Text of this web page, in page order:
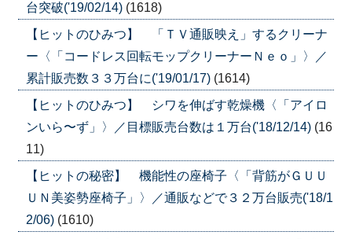
台突破('19/02/14) (1618)
【ヒットのひみつ】 「ＴＶ通販映え」するクリーナ
ー〈「コードレス回転モップクリーナーＮｅｏ」〉／
累計販売数３３万台に('19/01/17) (1614)
【ヒットのひみつ】 シワを伸ばす乾燥機〈「アイロ
ンいら〜ず」〉／目標販売台数は１万台('18/12/14) (16
11)
【ヒットの秘密】 機能性の座椅子〈「背筋がＧＵＵ
ＵＮ美姿勢座椅子」〉／通販などで３２万台販売('18/1
2/06) (1610)